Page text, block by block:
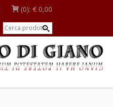
(0): € 0,00